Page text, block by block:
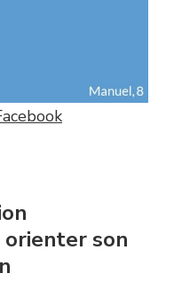
son